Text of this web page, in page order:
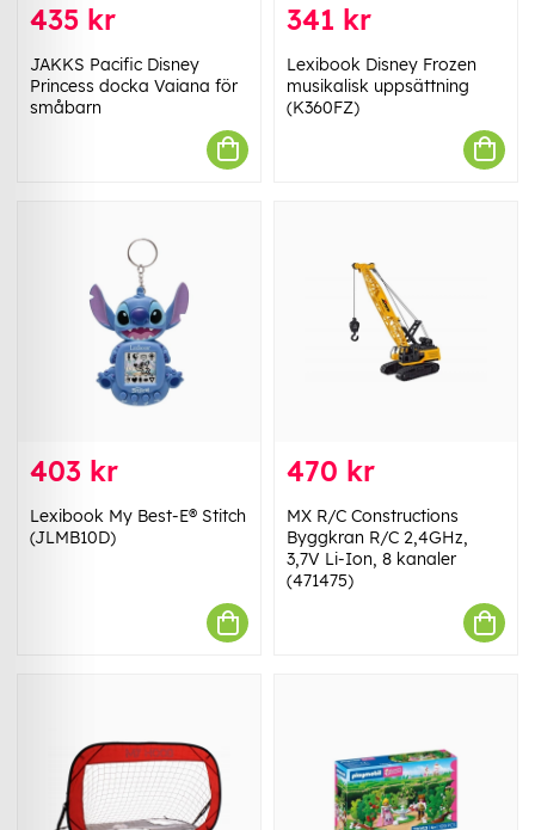
435 kr
JAKKS Pacific Disney
Princess docka Vaiana för
småbarn
341 kr
Lexibook Disney Frozen
musikalisk uppsättning
(K360FZ)
403 kr
Lexibook My Best-E® Stitch
(JLMB10D)
470 kr
MX R/C Constructions
Byggkran R/C 2,4GHz,
3,7V Li-Ion, 8 kanaler
(471475)